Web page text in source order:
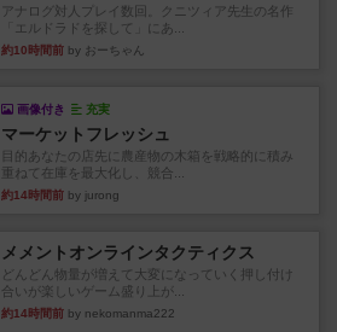
アナログ対人プレイ数回。クニツィア先生の名作
「エルドラドを探して」にあ...
約10時間前 by おーちゃん
画像付き 充実
マーケットフレッシュ
目的あなたの店先に農産物の木箱を戦略的に積み
重ねて在庫を最大化し、競合...
約14時間前 by jurong
メメントオンラインタクティクス
どんどん物量が増えて大変になっていく押し付け
合いが楽しいゲーム盛り上が...
約14時間前 by nekomanma222